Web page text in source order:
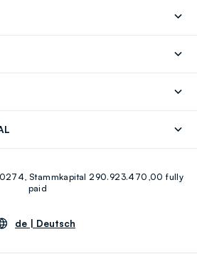
Linkedin
Stammkapital 290.923.470,00 fully
paid
de | Deutsch